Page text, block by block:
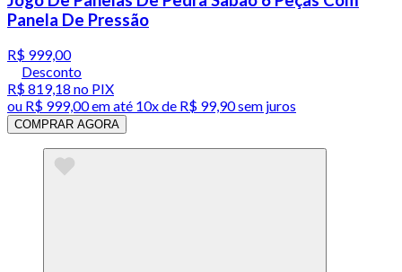
Panela De Pressão
R$ 999,00
Desconto
R$ 819,18 no PIX
ou R$ 999,00em até 10x de R$ 99,90 sem juros
COMPRAR AGORA